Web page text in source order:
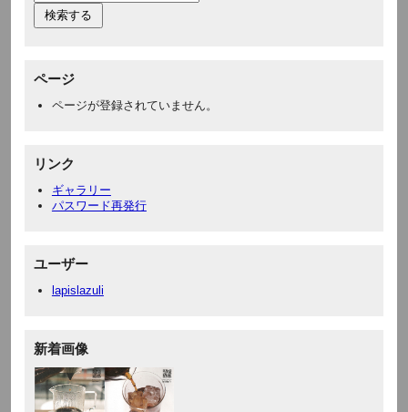
ページ
ページが登録されていません。
リンク
ギャラリー
パスワード再発行
ユーザー
lapislazuli
新着画像